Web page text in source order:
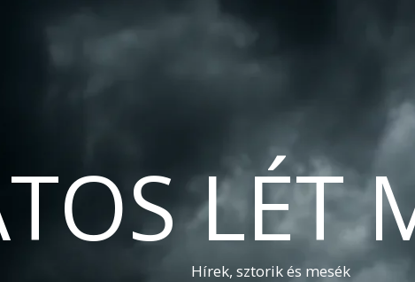
LÉT
Hírek, sztorik és mesék